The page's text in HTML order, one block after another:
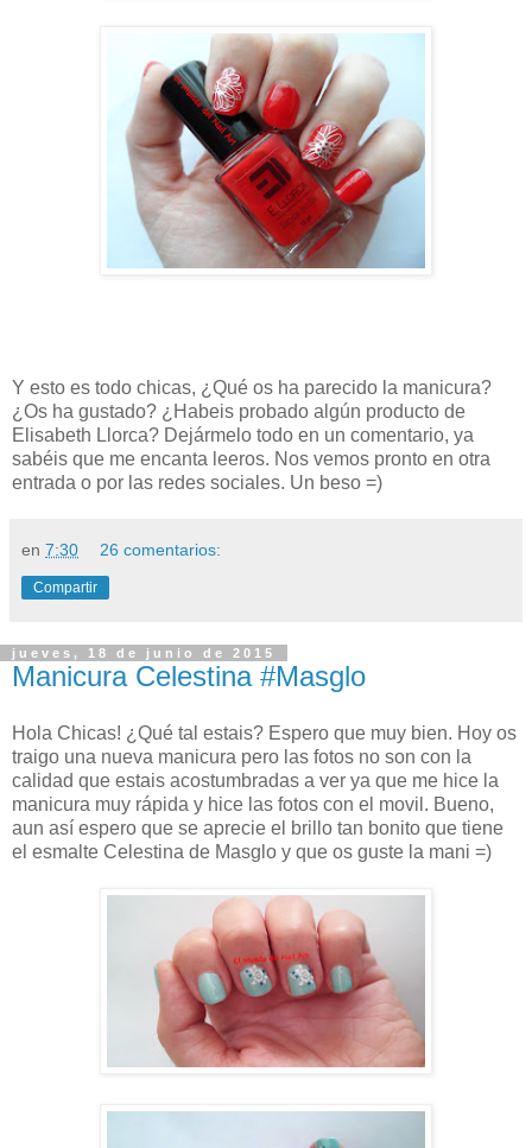
Y esto es todo chicas, ¿Qué os ha parecido la manicura?
¿Os ha gustado? ¿Habeis probado algún producto de
Elisabeth Llorca? Dejármelo todo en un comentario, ya
sabéis que me encanta leeros. Nos vemos pronto en otra
entrada o por las redes sociales. Un beso =)
en 7:30 26 comentarios:
Compartir
jueves, 18 de junio de 2015
Manicura Celestina #Masglo
Hola Chicas! ¿Qué tal estais? Espero que muy bien. Hoy os
traigo una nueva manicura pero las fotos no son con la
calidad que estais acostumbradas a ver ya que me hice la
manicura muy rápida y hice las fotos con el movil. Bueno,
aun así espero que se aprecie el brillo tan bonito que tiene
el esmalte Celestina de Masglo y que os guste la mani =)